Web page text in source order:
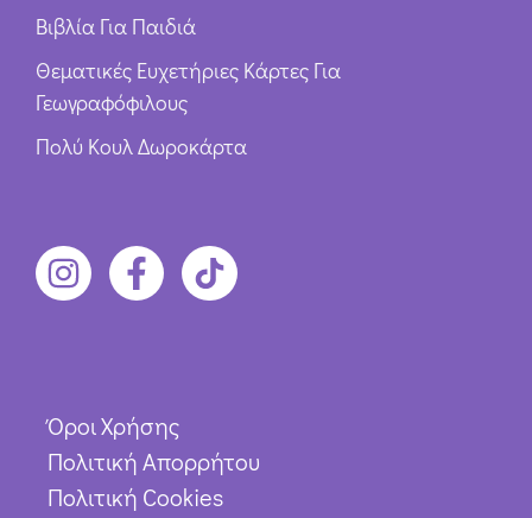
Βιβλία Για Παιδιά
Θεματικές Ευχετήριες Κάρτες Για
Γεωγραφόφιλους
Πολύ Κουλ Δωροκάρτα
Όροι Χρήσης
Πολιτική Απορρήτου
Πολιτική Cookies